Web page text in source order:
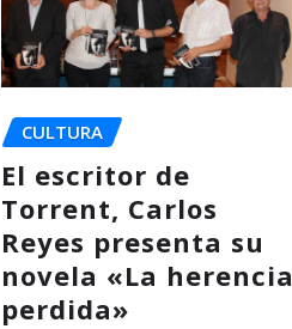
CULTURA
El escritor de
Torrent, Carlos
Reyes presenta su
novela «La herencia
perdida»